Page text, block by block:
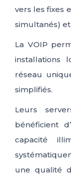
vers les fixes
simultanés)
La VOIP
installations
réseau
simplifiés.
Leurs
bénéficient
capacité
une qualité